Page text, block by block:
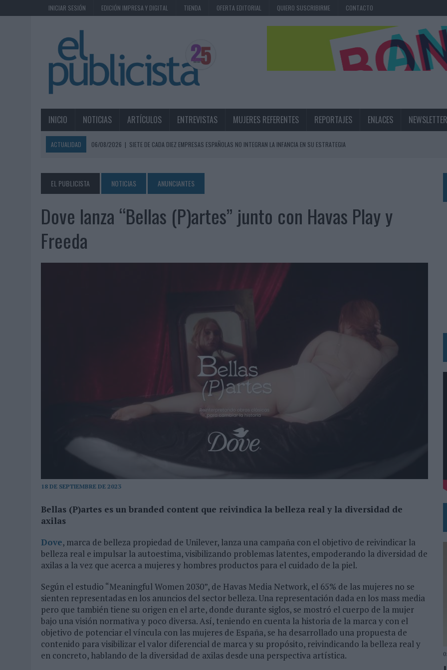
INICIAR SESIÓN EDICIÓN IMPRESA Y DIGITAL TIENDA OFERTA EDITORIAL QUIERO SUSCRIBIRME CONTACTO
INICIO NOTICIAS ARTÍCULOS ENTREVISTAS MUJERES REFERENTES REPORTAJES ENLACES NEWSLETTER
ACTUALIDAD 06/08/2026 | SIETE DE CADA DIEZ EMPRESAS ESPAÑOLAS NO INTEGRAN LA INFANCIA EN SU ESTRATEGIA
06/08/2026 | EL USO DE LA IA GENERATIVA ALCANZA YA AL 62% DE LOS ESPAÑOLES
06/08/2026
SYSTEM1 NOMBRA A KIMBERLY BASTONI COMO NUEVA DIRECTORA COMERCIAL GLOBAL
06/08/2026 | FRIGO Y UNIQLO LANZAN UNA COLECCIÓN PERSONALIZABLE INSPIRADA EN CORNETTO, CALIPPO Y SOLERO
06/08/2026 |
LOPESAN HOTELS & RESORTS ACERCA EL PARAÍSO CANARIO EN SU ÚLTIMA CAMPAÑA INTERNACIONAL
‘EL PARAÍSO MÁS CERCA’, DE 22GRADOS PARA LOPESAN HOTELS & RESORTS
‘LA ÚNICA CERVEZA DEL MUNDO QUE SE DISFRUTA DOS VECES’, DE INUSUALY PARA CERVEZA CAPAZ
‘EL FÚTBOL SIN LAS PERSONAS’, DE DENTSU CREATIVE PARA ORANGE
CAPAZ, LA CERVEZA QUE CONVIERTE CADA BOTELLA EN UNA OPORTUNIDAD DE INCLUSIÓN
BABARIA Y MAXIBON SON ‘EL MATCH PERFECTO DEL VERANO’
AUDIBLE REIVINDICA EL PODER TRANSFORMADOR DEL AUDIO EN SU NUEVA CAMPAÑA GLOBAL DE MARCA
03/08/2026
‘VUELVE EL FÚTBOL. VUELVE A SOÑAR’, DE VML PARA MOVISTAR
03/08/2026
MOVISTAR APELA A LA ILUSIÓN DE LAS AFICIONES PARA EL REGRESO DEL FÚTBOL
‘LA VUELTA’, DE FENOMENAL PARA MÁLAGA CF
EL PUBLICISTA NOTICIAS ANUNCIANTES
Dove lanza “Bellas (P)artes” junto con Havas Play y
Freeda
18 DE SEPTIEMBRE DE 2023
Bellas (P)artes es un branded content que reivindica la belleza real y la diversidad de
axilas
Dove, marca de belleza propiedad de Unilever, lanza una campaña con el objetivo de reivindicar la
belleza real e impulsar la autoestima, visibilizando problemas latentes, empoderando la diversidad de
axilas a la vez que acerca a mujeres y hombres productos para el cuidado de la piel.
Según el estudio “Meaningful Women 2030”, de Havas Media Network, el 65% de las mujeres no se
sienten representadas en los anuncios del sector belleza. Una representación dada en los mass media
pero que también tiene su origen en el arte, donde durante siglos, se mostró el cuerpo de la mujer
bajo una visión normativa y poco diversa. Así, teniendo en cuenta la historia de la marca y con el
objetivo de potenciar el víncula con las mujeres de España, se ha desarrollado una propuesta de
contenido para visibilizar el valor diferencial de marca y su propósito, reivindicando la belleza real y
en concreto, hablando de la diversidad de axilas desde una perspectiva artística.